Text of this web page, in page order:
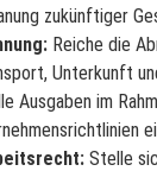
zukünftiger
Reiche die
Unterkunft
Ausgaben im
Stelle